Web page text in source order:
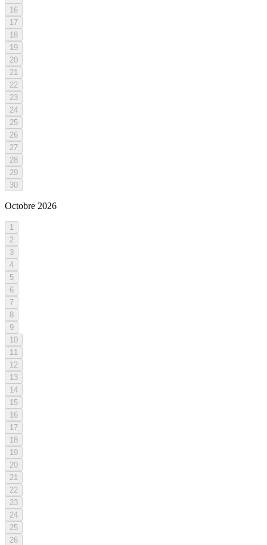
16
17
18
19
20
21
22
23
24
25
26
27
28
29
30
Octobre 2026
1
2
3
4
5
6
7
8
9
10
11
12
13
14
15
16
17
18
19
20
21
22
23
24
25
26